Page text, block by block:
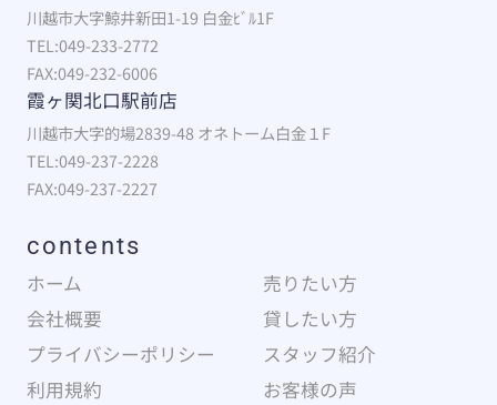
川越市大字鯨井新田1-19 白金ﾋﾞﾙ1F
TEL:049-233-2772
FAX:049-232-6006
霞ヶ関北口駅前店
川越市大字的場2839-48 オネトーム白金１F
TEL:049-237-2228
FAX:049-237-2227
contents
ホーム
売りたい方
会社概要
貸したい方
プライバシーポリシー
スタッフ紹介
利用規約
お客様の声